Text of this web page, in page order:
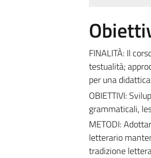
FINALITÀ: Il
testualità;
per una
OBIETTIVI:
grammaticali,
METODI:
letterario
tradizione